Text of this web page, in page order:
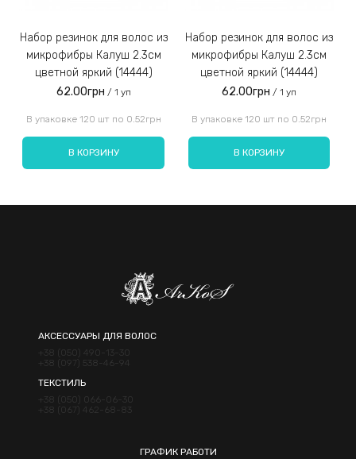
Набор резинок для волос из
микрофибры Калуш 2.3см
цветной яркий (14444)
62.00грн / 1 уп
В упаковке 120 шт по 0.52грн
В КОРЗИНУ
Набор резинок для волос из
микрофибры Калуш 2.3см
цветной яркий (14444)
62.00грн / 1 уп
В упаковке 120 шт по 0.52грн
В КОРЗИНУ
АКСЕССУАРЫ ДЛЯ ВОЛОС
+38 (050) 490-13-30
+38 (097) 538-46-94
ТЕКСТИЛЬ
+38 (050) 066-06-30
+38 (067) 462-68-83
ГРАФИК РАБОТИ